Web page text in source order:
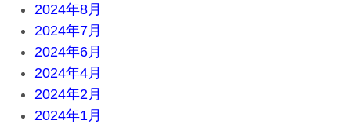
2024年8月
2024年7月
2024年6月
2024年4月
2024年2月
2024年1月